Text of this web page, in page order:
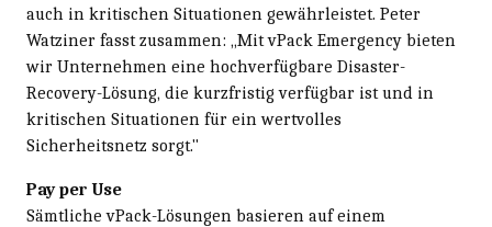
auch in kritischen Situationen gewährleistet. Peter
Watziner fasst zusammen: „Mit vPack Emergency bieten
wir Unternehmen eine hochverfügbare Disaster-
Recovery-Lösung, die kurzfristig verfügbar ist und in
kritischen Situationen für ein wertvolles
Sicherheitsnetz sorgt."
Pay per Use
Sämtliche vPack-Lösungen basieren auf einem